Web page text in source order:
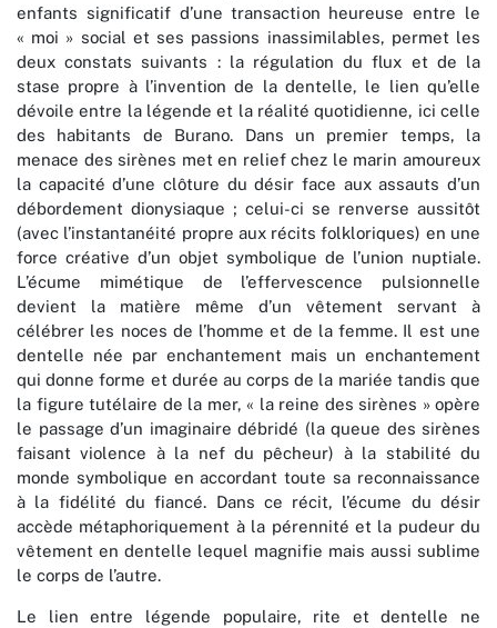
enfants significatif d’une transaction heureuse entre le
« moi » social et ses passions inassimilables, permet les
deux constats suivants : la régulation du flux et de la
stase propre à l’invention de la dentelle, le lien qu’elle
dévoile entre la légende et la réalité quotidienne, ici celle
des habitants de Burano. Dans un premier temps, la
menace des sirènes met en relief chez le marin amoureux
la capacité d’une clôture du désir face aux assauts d’un
débordement dionysiaque ; celui-ci se renverse aussitôt
(avec l’instantanéité propre aux récits folkloriques) en une
force créative d’un objet symbolique de l’union nuptiale.
L’écume mimétique de l’effervescence pulsionnelle
devient la matière même d’un vêtement servant à
célébrer les noces de l’homme et de la femme. Il est une
dentelle née par enchantement mais un enchantement
qui donne forme et durée au corps de la mariée tandis que
la figure tutélaire de la mer, « la reine des sirènes » opère
le passage d’un imaginaire débridé (la queue des sirènes
faisant violence à la nef du pêcheur) à la stabilité du
monde symbolique en accordant toute sa reconnaissance
à la fidélité du fiancé. Dans ce récit, l’écume du désir
accède métaphoriquement à la pérennité et la pudeur du
vêtement en dentelle lequel magnifie mais aussi sublime
le corps de l’autre.
Le lien entre légende populaire, rite et dentelle ne